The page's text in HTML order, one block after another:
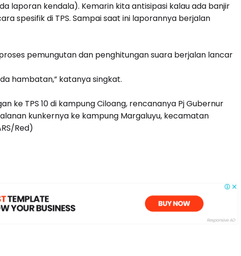
laporan kendala). Kemarin kita antisipasi kalau ada banjir
spesifik di TPS. Sampai saat ini laporannya berjalan
pemungutan dan penghitungan suara berjalan lancar
hambatan,” katanya singkat.
ke TPS 10 di kampung Ciloang, rencananya Pj Gubernur
kunkernya ke kampung Margaluyu, kecamatan
Red)